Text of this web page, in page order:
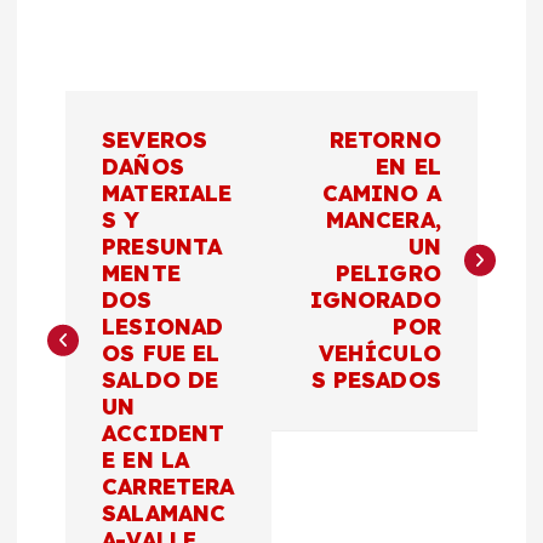
g
SEVEROS
DAÑOS
MATERIALE
S Y
PRESUNTA
MENTE
DOS
LESIONAD
OS FUE EL
SALDO DE
UN
ACCIDENT
E EN LA
CARRETERA
SALAMANC
RETORNO
EN EL
CAMINO A
MANCERA,
UN
PELIGRO
IGNORADO
POR
VEHÍCULO
S PESADOS